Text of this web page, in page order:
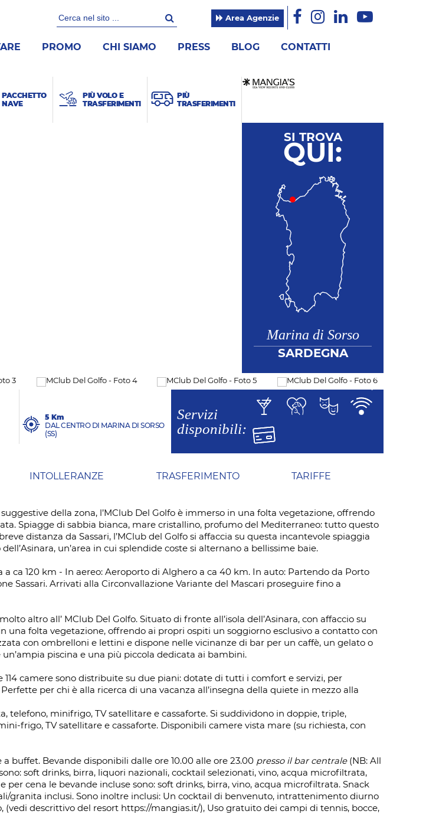
Area Agenzie
PROMO CHI SIAMO PRESS BLOG CONTATTI
PACCHETTO
NAVE
PIÙ VOLO E
TRASFERIMENTI
PIÙ
TRASFERIMENTI
SI TROVA
QUI:
Marina di Sorso
SARDEGNA
5 Km
DAL CENTRO DI MARINA DI SORSO
(SS)
Servizi
disponibili:
INTOLLERANZE TRASFERIMENTO TARIFFE
della zona, l’MClub Del Golfo è immerso in una folta vegetazione, offrendo
Spiagge di sabbia bianca, mare cristallino, profumo del Mediterraneo: tutto questo
distanza da Sassari, l’MClub del Golfo si affaccia su questa incantevole spiaggia
un’area in cui splendide coste si alternano a bellissime baie.
a ca 120 km - In aereo: Aeroporto di Alghero a ca 40 km. In auto: Partendo da Porto
Sassari. Arrivati alla Circonvallazione Variante del Mascari proseguire fino a
altro all’ MClub Del Golfo. Situato di fronte all’isola dell’Asinara, con affaccio su
una folta vegetazione, offrendo ai propri ospiti un soggiorno esclusivo a contatto con
con ombrelloni e lettini e dispone nelle vicinanze di bar per un caffè, un gelato o
piscina e una più piccola dedicata ai bambini.
114 camere sono distribuite su due piani: dotate di tutti i comfort e servizi, per
per chi è alla ricerca di una vacanza all’insegna della quiete in mezzo alla
telefono, minifrigo, TV satellitare e cassaforte. Si suddividono in doppie, triple,
frigo, TV satellitare e cassaforte. Disponibili camere vista mare (su richiesta, con
buffet. Bevande disponibili dalle ore 10.00 alle ore 23.00 presso il bar centrale(NB: All
soft drinks, birra, liquori nazionali, cocktail selezionati, vino, acqua microfiltrata,
cena le bevande incluse sono: soft drinks, birra, vino, acqua microfiltrata. Snack
granita inclusi. Sono inoltre inclusi: Un cocktail di benvenuto, intrattenimento diurno
(vedi descrittivo del resort https://mangias.it/), Uso gratuito dei campi di tennis, bocce,